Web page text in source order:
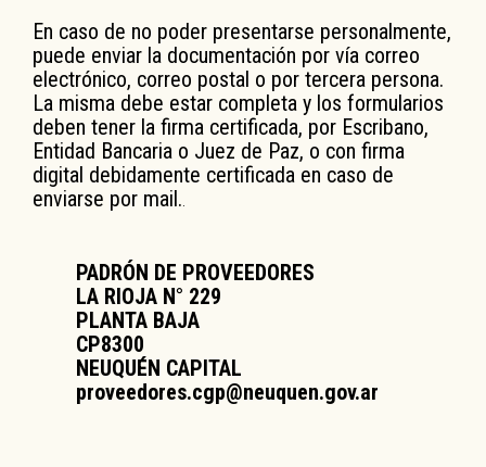
En caso de no poder presentarse personalmente,
puede enviar la documentación por vía correo
electrónico, correo postal o por tercera persona.
La misma debe estar completa y los formularios
deben tener la firma certificada, por Escribano,
Entidad Bancaria o Juez de Paz, o con firma
digital debidamente certificada en caso de
enviarse por mail..
PADRÓN DE PROVEEDORES
LA RIOJA N° 229
PLANTA BAJA
CP8300
NEUQUÉN CAPITAL
proveedores.cgp@neuquen.gov.ar